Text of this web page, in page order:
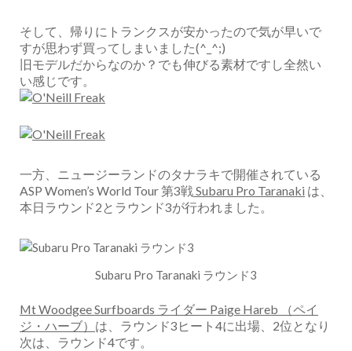
そして、帰りにトランクスが安かったので気が早いで
すが思わず買ってしまいました(^_^;)
旧モデルだからなのか？でも伸びる素材ですし全然い
い感じです。
一方、ニュージーランドのタナラキで開催されている
ASP Women’s World Tour 第3戦Subaru Pro Taranaki は、
本日ラウンド2とラウンド3が行われました。
Subaru Pro Taranaki ラウンド3
Mt Woodgee Surfboards ライダー Paige Hareb （ペイ
ジ・ハーブ） は、ラウンド3ヒート4に出場、2位となり
次は、ラウンド4です。